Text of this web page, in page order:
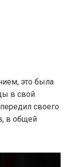
это была
в свой
своего
в общей